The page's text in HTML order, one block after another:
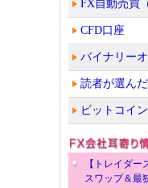
FX自動売買
CFD口座
バイナリー
読者が選ん
ビットコイ
【トレイダ
スワップ＆最